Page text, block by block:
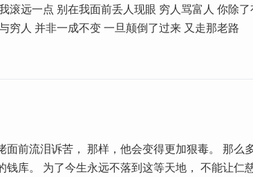
滚远一点 别在我面前丢人现眼 穷人骂富人 你除
穷人 并非一成不变 一旦颠倒了过来 又走那老路
面前流泪诉苦， 那样，他会变得更加狠毒。 那么
钱库。 为了今生永远不落到这等天地， 不能让仁